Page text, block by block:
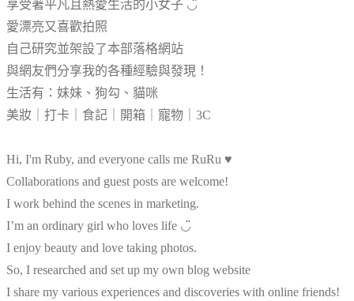
享受著平凡且熱愛生活的小女子 ◡̈
愛漂亮又喜歡拍照
自己研究並架設了本部落格網站
與網友們分享我的各種經驗與發現！
生活有：妹妹、狗勾、貓咪
美妝｜打卡｜食記｜開箱｜寵物｜3C
Hi, I'm Ruby, and everyone calls me RuRu ♥
Collaborations and guest posts are welcome!
I work behind the scenes in marketing.
I’m an ordinary girl who loves life ◡̈
I enjoy beauty and love taking photos.
So, I researched and set up my own blog website
I share my various experiences and discoveries with online friends!